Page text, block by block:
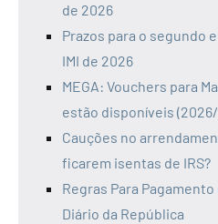
de 2026
Prazos para o segundo
IMI de 2026
MEGA: Vouchers para
estão disponíveis
Cauções no
ficarem isentas de IRS?
Regras Para
Diário da República